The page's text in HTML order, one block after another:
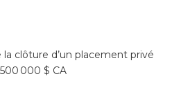
clôture d’un placement privé
000 $ CA